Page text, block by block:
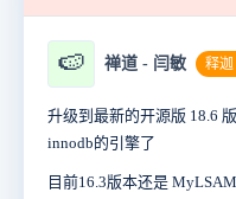
🍉 禅道 - 闫敏 释迦
升级到最新的开源版 18.6
innodb的引擎了
目前16.3版本还是